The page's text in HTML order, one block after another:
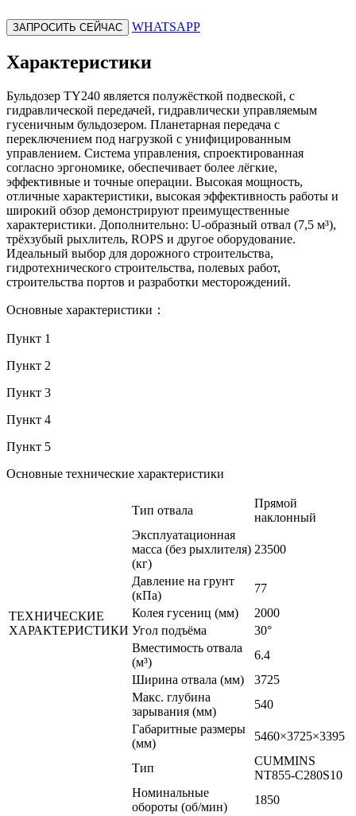
ЗАПРОСИТЬ СЕЙЧАС WHATSAPP
Характеристики
Бульдозер TY240 является полужёсткой подвеской, с
гидравлической передачей, гидравлически управляемым
гусеничным бульдозером. Планетарная передача с
переключением под нагрузкой с унифицированным
управлением. Система управления, спроектированная
согласно эргономике, обеспечивает более лёгкие,
эффективные и точные операции. Высокая мощность,
отличные характеристики, высокая эффективность работы и
широкий обзор демонстрируют преимущественные
характеристики. Дополнительно: U-образный отвал (7,5 м³),
трёхзубый рыхлитель, ROPS и другое оборудование.
Идеальный выбор для дорожного строительства,
гидротехнического строительства, полевых работ,
строительства портов и разработки месторождений.
Основные характеристики：
Пункт 1
Пункт 2
Пункт 3
Пункт 4
Пункт 5
Основные технические характеристики
ТЕХНИЧЕСКИЕ
ХАРАКТЕРИСТИКИ
Тип отвала
Прямой
наклонный
Эксплуатационная
масса (без рыхлителя)
(кг)
23500
Давление на грунт
(кПа)
77
Колея гусениц (мм)
2000
Угол подъёма
30°
Вместимость отвала
(м³)
6.4
Ширина отвала (мм)
3725
Макс. глубина
зарывания (мм)
540
Габаритные размеры
(мм)
5460×3725×3395
Тип
CUMMINS
NT855-C280S10
Номинальные
обороты (об/мин)
1850